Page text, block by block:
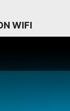
WIFI